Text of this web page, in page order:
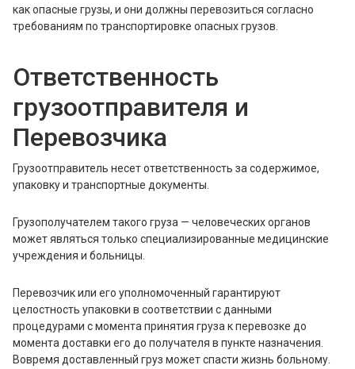
как опасные грузы, и они должны перевозиться согласно
требованиям по транспортировке опасных грузов.
Ответственность
грузоотправителя и
Перевозчика
Грузоотправитель несет ответственность за содержимое,
упаковку и транспортные документы.
Грузополучателем такого груза — человеческих органов
может являться только специализированные медицинские
учреждения и больницы.
Перевозчик или его уполномоченный гарантируют
целостность упаковки в соответствии с данными
процедурами с момента принятия груза к перевозке до
момента доставки его до получателя в пункте назначения.
Вовремя доставленный груз может спасти жизнь больному.